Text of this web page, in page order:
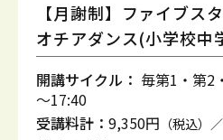
【月謝制】ファイブス
オチアダンス(小学校中
開講サイクル： 毎第1・第2
～17:40
受講料計： 9,350円 （税込）